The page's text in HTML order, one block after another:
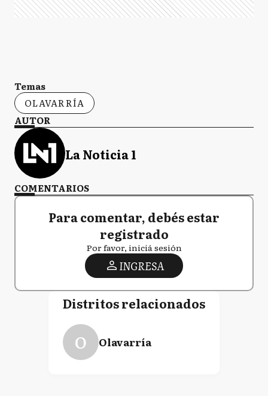
Temas
OLAVARRÍA
AUTOR
La Noticia 1
COMENTARIOS
Para comentar, debés estar
registrado
Por favor, iniciá sesión
INGRESA
Distritos relacionados
O Olavarría